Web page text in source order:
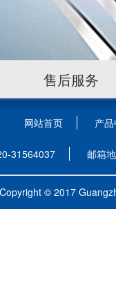
售后服务
网站首页 产
31564037 邮箱
Copyright © 2017